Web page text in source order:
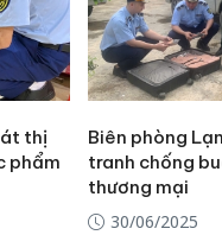
thị
phẩm
Biên phòng
tranh chống
thương mại
30/06/2025